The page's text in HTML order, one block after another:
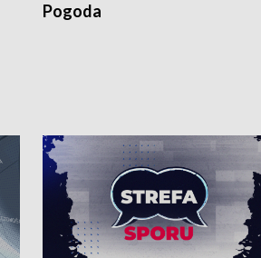
Pogoda